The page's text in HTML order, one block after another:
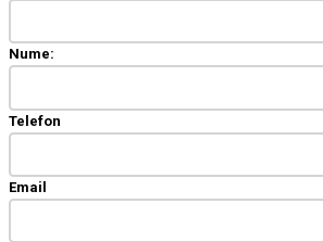
Nume:
Telefon
Email